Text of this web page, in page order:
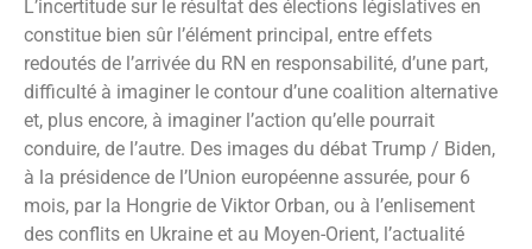
L’incertitude sur le résultat des élections législatives en
constitue bien sûr l’élément principal, entre effets
redoutés de l’arrivée du RN en responsabilité, d’une part,
difficulté à imaginer le contour d’une coalition alternative
et, plus encore, à imaginer l’action qu’elle pourrait
conduire, de l’autre. Des images du débat Trump / Biden,
à la présidence de l’Union européenne assurée, pour 6
mois, par la Hongrie de Viktor Orban, ou à l’enlisement
des conflits en Ukraine et au Moyen-Orient, l’actualité